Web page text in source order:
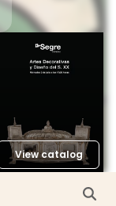
View catalog